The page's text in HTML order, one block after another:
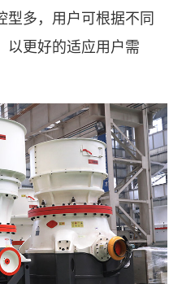
型多，用户可根据不同
以更好的适应用户需